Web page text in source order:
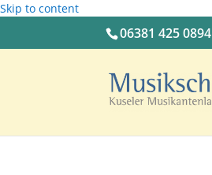
Skip to content
06381 425 0894